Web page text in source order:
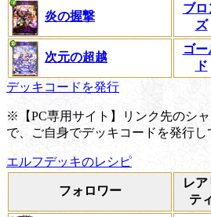
炎の握撃
ブロ
ズ
次元の超越
ゴー
ド
デッキコードを発行
※【PC専用サイト】リンク先のシ
で、ご自身でデッキコードを発行し
エルフデッキのレシピ
フォロワー
レア
テ